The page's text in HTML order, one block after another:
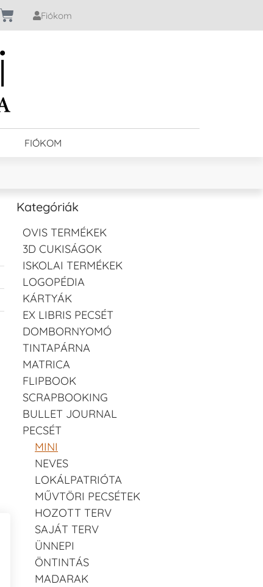
Fiókom
FIÓKOM
Kategóriák
OVIS TERMÉKEK
3D CUKISÁGOK
ISKOLAI TERMÉKEK
LOGOPÉDIA
KÁRTYÁK
EX LIBRIS PECSÉT
DOMBORNYOMÓ
TINTAPÁRNA
MATRICA
FLIPBOOK
SCRAPBOOKING
BULLET JOURNAL
PECSÉT
MINI
NEVES
LOKÁLPATRIÓTA
MŰVTÖRI PECSÉTEK
HOZOTT TERV
SAJÁT TERV
ÜNNEPI
ÖNTINTÁS
MADARAK